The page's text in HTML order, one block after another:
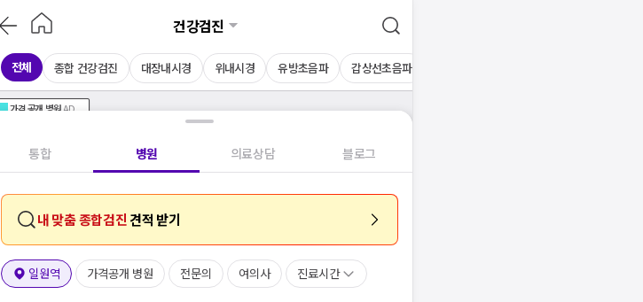
건강검진
전체 종합 건강검진 대장내시경 위내시경 유방초음파 갑상선초음파
가격공개 병원AD
통합 병원 의료상담 블로그
내 맞춤 종합검진 견적 받기
일원역 가격공개 병원 전문의 여의사 진료시간